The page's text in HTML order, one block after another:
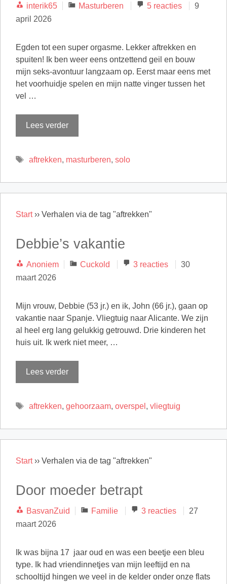
interik65 Categorieën
Masturberen 5 reacties
9
april 2026
Egden tot een super orgasme. Lekker aftrekken en
spuiten! Ik ben weer eens ontzettend geil en bouw
mijn seks-avontuur langzaam op. Eerst maar eens met
het voorhuidje spelen en mijn natte vinger tussen het
vel …
Lees verder
Tags
aftrekken, masturberen, solo
Start›› Verhalen via de tag "aftrekken"
Debbie’s vakantie
Anoniem Categorieën
Cuckold 3 reacties
30
maart 2026
Mijn vrouw, Debbie (53 jr.) en ik, John (66 jr.), gaan op
vakantie naar Spanje. Vliegtuig naar Alicante. We zijn
al heel erg lang gelukkig getrouwd. Drie kinderen het
huis uit. Ik werk niet meer, …
Lees verder
Tags
aftrekken, gehoorzaam, overspel , vliegtuig
Start›› Verhalen via de tag "aftrekken"
Door moeder betrapt
BasvanZuid Categorieën
Familie 3 reacties
27
maart 2026
Ik was bijna 17 jaar oud en was een beetje een bleu
type. Ik had vriendinnetjes van mijn leeftijd en na
schooltijd hingen we veel in de kelder onder onze flats